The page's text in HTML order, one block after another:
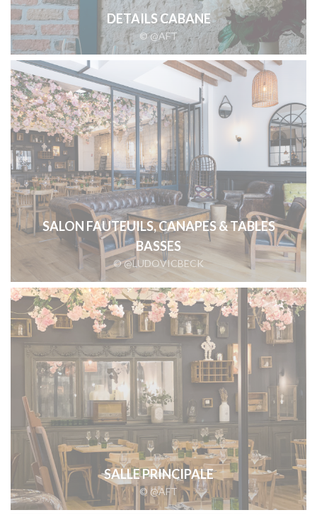
DETAILS CABANE
© @AFT
SALON FAUTEUILS, CANAPES & TABLES
BASSES
© @LUDOVICBECK
SALLE PRINCIPALE
© @AFT